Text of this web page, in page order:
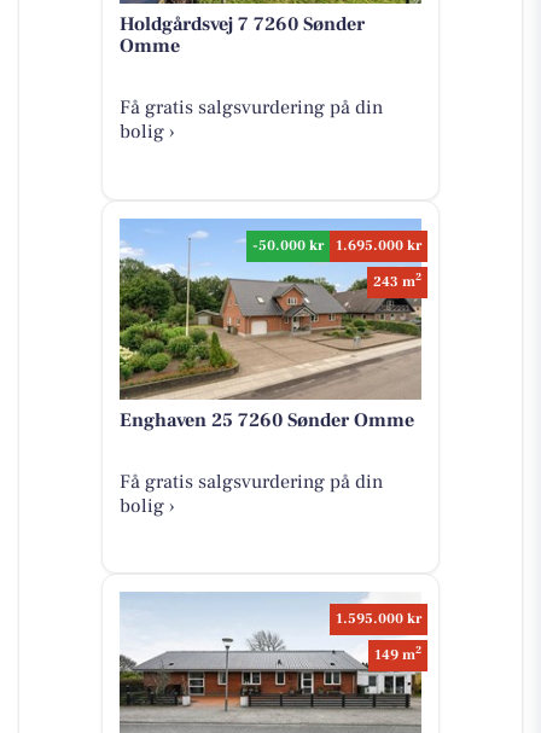
Holdgårdsvej 7 7260 Sønder
Omme
Få gratis salgsvurdering på din
bolig ›
-50.000 kr
1.695.000 kr
243 m2
Enghaven 25 7260 Sønder Omme
Få gratis salgsvurdering på din
bolig ›
1.595.000 kr
149 m2